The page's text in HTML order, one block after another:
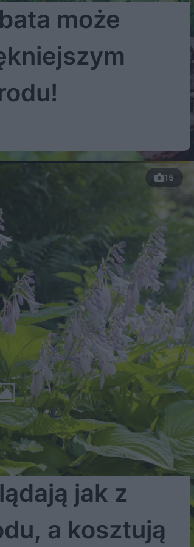
może
15
jak z
a kosztują